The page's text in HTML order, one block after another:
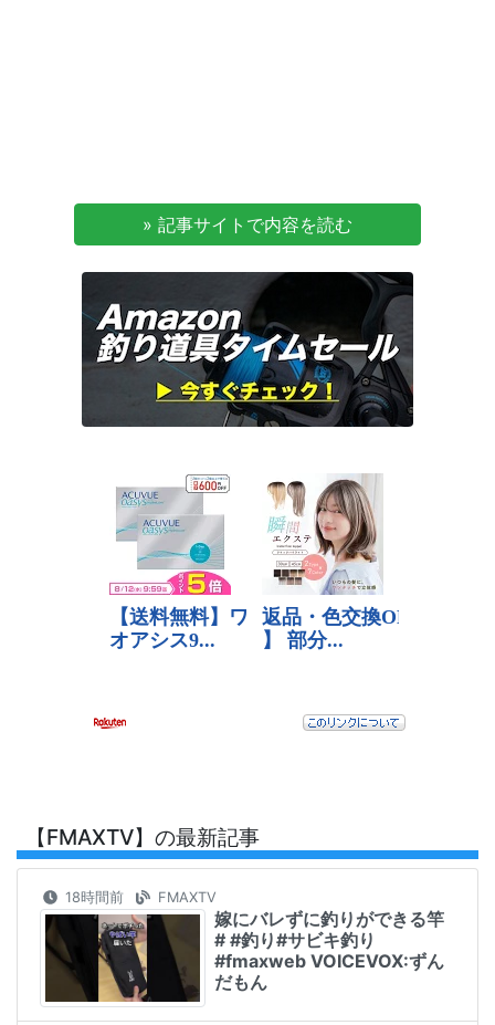
» 記事サイトで内容を読む
【FMAXTV】の最新記事
18時間前 FMAXTV
嫁にバレずに釣りができる竿
# #釣り#サビキ釣り
#fmaxweb VOICEVOX:ずん
だもん